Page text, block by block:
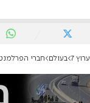
ערוץ 7 בעולם חברי